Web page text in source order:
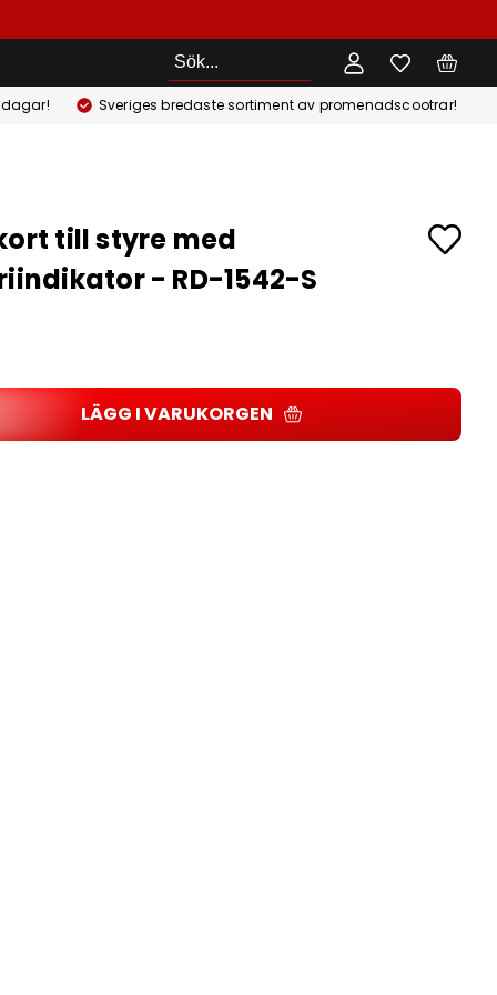
Sök
dagar! Sveriges bredaste sortiment av promenadscootrar!
till styre med
- RD-1542-S
LÄGG I VARUKORGEN